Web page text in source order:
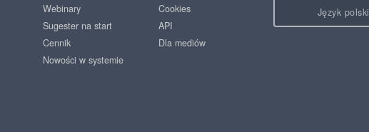
Webinary
Sugester na start
Cennik
Nowości w systemie
Cookies
API
Dla mediów
Język polski